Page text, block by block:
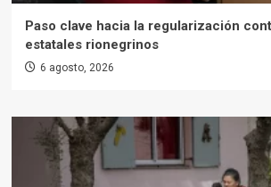
Paso clave hacia la regularización
estatales rionegrinos
6 agosto, 2026